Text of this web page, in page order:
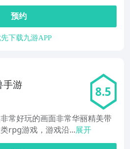
预约
下载九游APP
手游 8.5
常好玩的画面非常华丽精美带
rpg游戏，游戏沿...展开